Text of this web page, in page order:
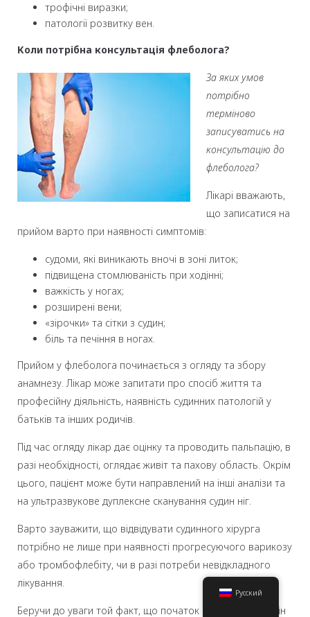
трофічні виразки;
патології розвитку вен.
Коли потрібна консультація флеболога?
За яких умов
потрібно
терміново
записуватись на
консультацію до
флеболога?
Лікарі вважають,
що записатися на
прийом варто при наявності симптомів:
судоми, які виникають вночі в зоні литок;
підвищена стомлюваність при ходінні;
важкість у ногах;
розширені вени;
«зірочки» та сітки з судин;
біль та печіння в ногах.
Прийом у флеболога починається з огляду та збору
анамнезу. Лікар може запитати про спосіб життя та
професійну діяльність, наявність судинних патологій у
батьків та інших родичів.
Під час огляду лікар дає оцінку та проводить пальпацію, в
разі необхідності, оглядає живіт та пахову область. Окрім
цього, пацієнт може бути направлений на інші аналізи та
на ультразвукове дуплексне сканування судин ніг.
Варто зауважити, що відвідувати судинного хірурга
потрібно не лише при наявності прогресуючого варикозу
або тромбофлебіту, чи в разі потреби невідкладного
лікування.
Беручи до уваги той факт, що початок патологічних змін
Русский